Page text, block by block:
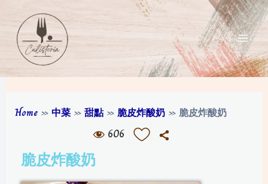
Home »中菜 »甜點»脆皮炸酸奶 »脆皮炸酸奶
606
脆皮炸酸奶